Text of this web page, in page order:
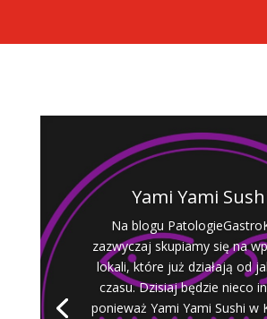
Yami Yami
Na blogu
zazwyczaj skupiamy się na
lokali, które już działają od
czasu. Dzisiaj będzie nieco
ponieważ Yami Yami Sushi w